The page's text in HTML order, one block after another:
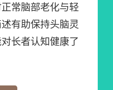
常脑部老化与轻
有助保持头脑灵
长者认知健康了